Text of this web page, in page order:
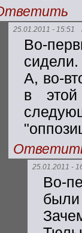
25.01.2011 - 15:51
Во-
А, во-
в
25.01.2011 -
Во-
были